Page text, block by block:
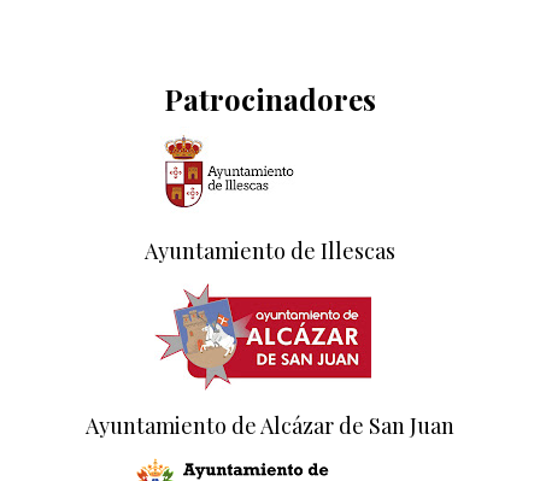
Patrocinadores
Ayuntamiento de Illescas
Ayuntamiento de Alcázar de San Juan